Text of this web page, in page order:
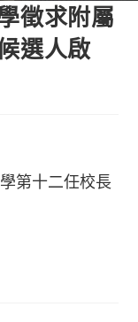
徵求附屬
選人啟
第十二任校長